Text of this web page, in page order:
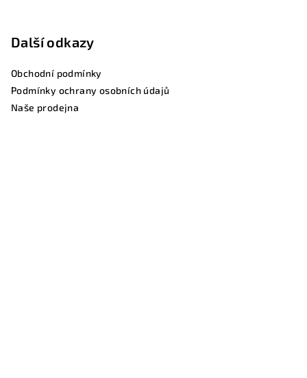
Další odkazy
Obchodní podmínky
Podmínky ochrany osobních údajů
Naše prodejna